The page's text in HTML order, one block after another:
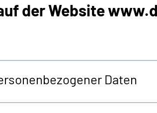
derWebsite
Daten